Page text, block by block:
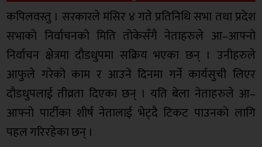
कपिलवस्तु । सरकारले मंसिर ४ गते प्रतिनिधि सभा तथा प्रदेश
सभाको निर्वाचनको मिति तोकेसँगै नेताहरुले आ–आफ्नो
निर्वाचन क्षेत्रमा दौडधुपमा सक्रिय भएका छन् । उनीहरुले
आफुले गरेको काम र आउने दिनमा गर्ने कार्यसुची लिएर
दौडधुपलाई तीव्रता दिएका छन् । यति बेला नेताहरुले आ–
आफ्नो पार्टीका शीर्ष नेतालाई भेट्दै टिकट पाउनको लागि
पहल गरिरहेका छन् ।